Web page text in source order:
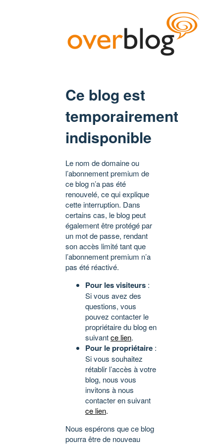
Ce blog est
temporairement
indisponible
Le nom de domaine ou
l’abonnement premium de
ce blog n’a pas été
renouvelé, ce qui explique
cette interruption. Dans
certains cas, le blog peut
également être protégé par
un mot de passe, rendant
son accès limité tant que
l’abonnement premium n’a
pas été réactivé.
Pour les visiteurs :
Si vous avez des
questions, vous
pouvez contacter le
propriétaire du blog en
suivantce lien.
Pour le propriétaire :
Si vous souhaitez
rétablir l’accès à votre
blog, nous vous
invitons à nous
contacter en suivant
ce lien.
Nous espérons que ce blog
pourra être de nouveau